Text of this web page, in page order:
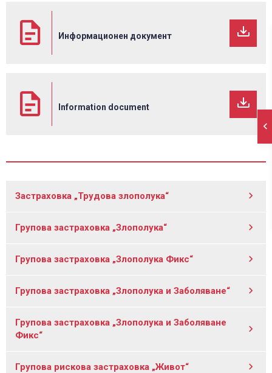
Информационен документ
Information document
Застраховка „Трудова злополука“
Групова застраховка „Злополука“
Групова застраховка „Злополука Фикс“
Групова застраховка „Злополука и Заболяване“
Групова застраховка „Злополука и Заболяване
Фикс“
Групова рискова застраховка „Живот“